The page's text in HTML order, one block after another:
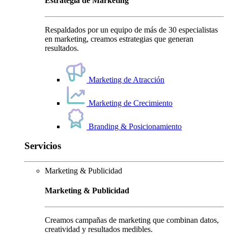
Respaldados por un equipo de más de 30 especialistas
en marketing, creamos estrategias que generan
resultados.
Marketing de Atracción
Marketing de Crecimiento
Branding & Posicionamiento
Servicios
Marketing & Publicidad
Marketing & Publicidad
Creamos campañas de marketing que combinan datos,
creatividad y resultados medibles.